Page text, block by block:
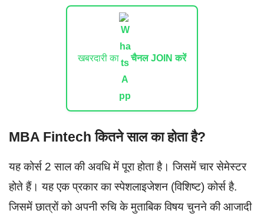
खबरदारी का चैनल JOIN करें
MBA Fintech कितने साल का होता है?
यह कोर्स 2 साल की अवधि में पूरा होता है। जिसमें चार सेमेस्टर
होते हैं। यह एक प्रकार का स्पेशलाइजेशन (विशिष्ट) कोर्स है.
जिसमें छात्रों को अपनी रुचि के मुताबिक विषय चुनने की आजादी